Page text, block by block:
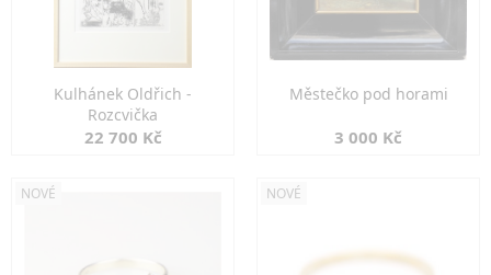
Kulhánek Oldřich -
Rozcvička
22 700 Kč
Městečko pod horami
3 000 Kč
NOVÉ NOVÉ